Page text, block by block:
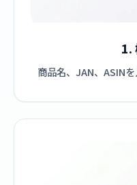
1.
商品名、JAN、ASIN